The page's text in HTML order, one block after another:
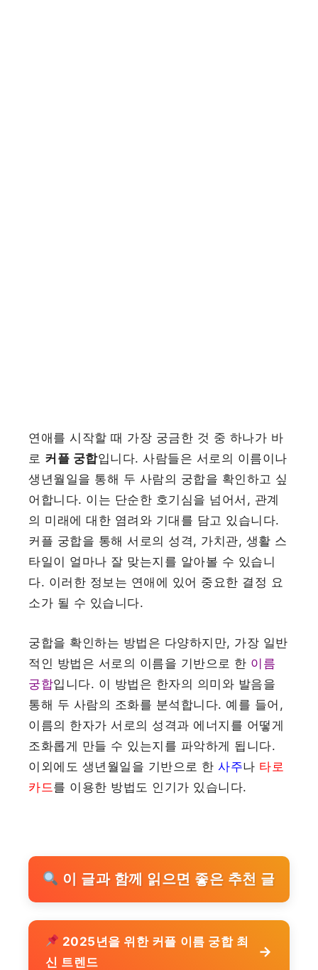
연애를 시작할 때 가장 궁금한 것 중 하나가 바
로 커플 궁합입니다. 사람들은 서로의 이름이나
생년월일을 통해 두 사람의 궁합을 확인하고 싶
어합니다. 이는 단순한 호기심을 넘어서, 관계
의 미래에 대한 염려와 기대를 담고 있습니다.
커플 궁합을 통해 서로의 성격, 가치관, 생활 스
타일이 얼마나 잘 맞는지를 알아볼 수 있습니
다. 이러한 정보는 연애에 있어 중요한 결정 요
소가 될 수 있습니다.
궁합을 확인하는 방법은 다양하지만, 가장 일반
적인 방법은 서로의 이름을 기반으로 한 이름
궁합입니다. 이 방법은 한자의 의미와 발음을
통해 두 사람의 조화를 분석합니다. 예를 들어,
이름의 한자가 서로의 성격과 에너지를 어떻게
조화롭게 만들 수 있는지를 파악하게 됩니다.
이외에도 생년월일을 기반으로 한사주나 타로
카드를 이용한 방법도 인기가 있습니다.
이 글과 함께 읽으면 좋은 추천 글
2025년을 위한 커플 이름 궁합 최
신 트렌드
→